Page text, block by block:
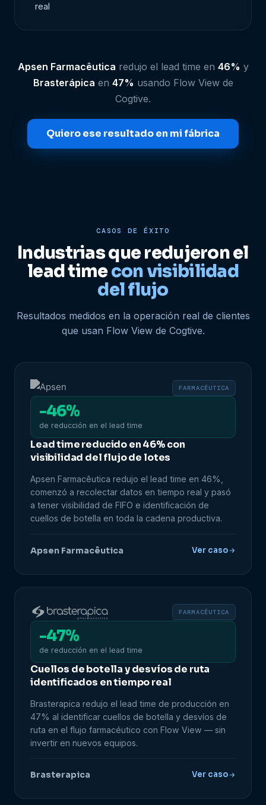
real
Apsen Farmacêutica redujo el lead time en 46% y
Brasterápica en 47% usando Flow View de
Cogtive.
Quiero ese resultado en mi fábrica
CASOS DE ÉXITO
Industrias que redujeron el
lead timecon visibilidad
del flujo
Resultados medidos en la operación real de clientes
que usan Flow View de Cogtive.
FARMACÉUTICA
-46%
de reducción en el lead time
Lead time reducido en 46% con
visibilidad del flujo de lotes
Apsen Farmacêutica redujo el lead time en 46%,
comenzó a recolectar datos en tiempo real y pasó
a tener visibilidad de FIFO e identificación de
cuellos de botella en toda la cadena productiva.
Apsen Farmacêutica Ver caso
FARMACÉUTICA
-47%
de reducción en el lead time
Cuellos de botella y desvíos de ruta
identificados en tiempo real
Brasterapica redujo el lead time de producción en
47% al identificar cuellos de botella y desvíos de
ruta en el flujo farmacéutico con Flow View — sin
invertir en nuevos equipos.
Brasterapica Ver caso